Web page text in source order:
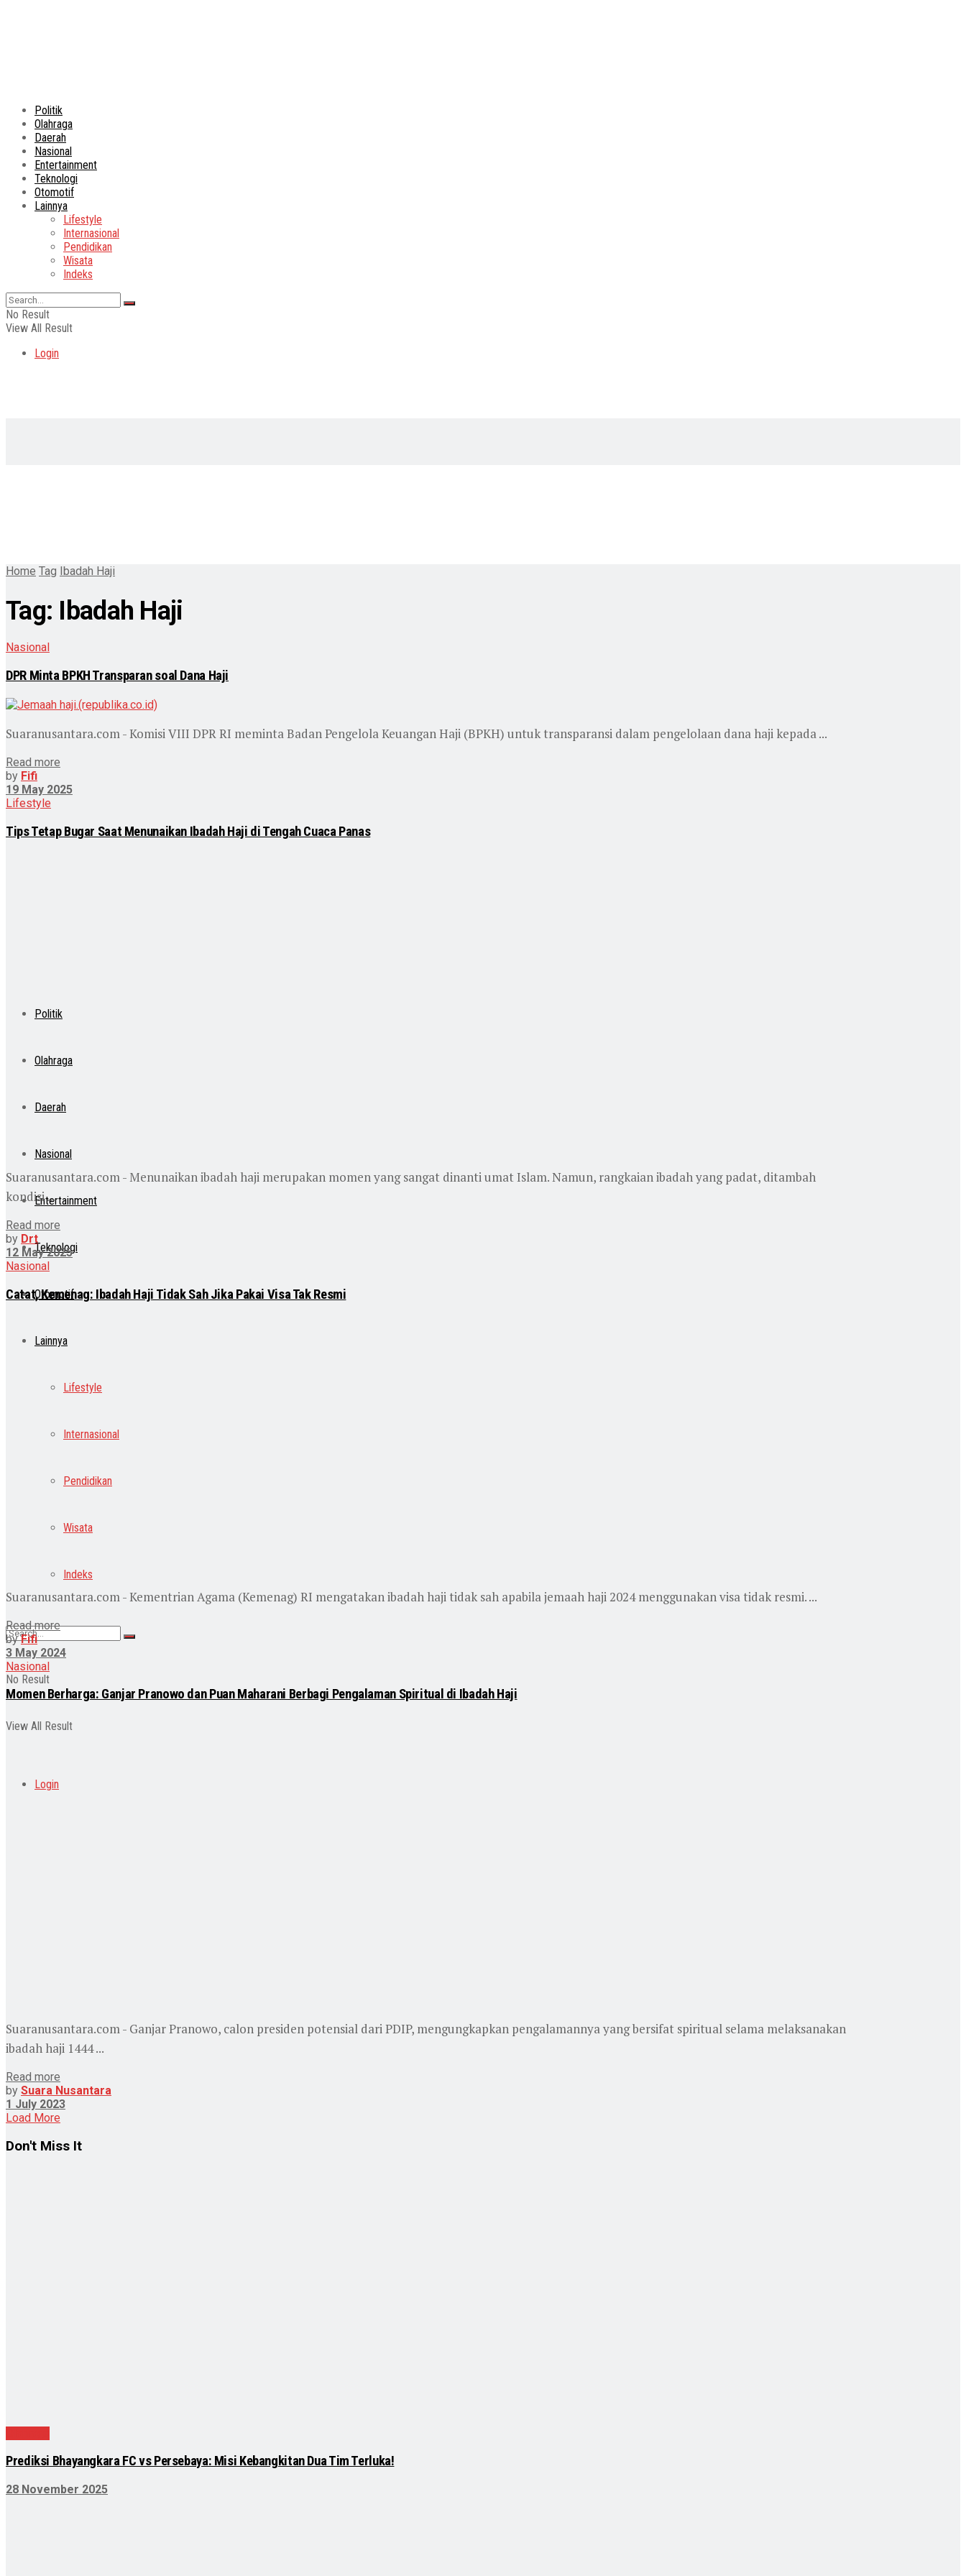
Politik
Olahraga
Daerah
Nasional
Entertainment
Teknologi
Otomotif
Lainnya
Lifestyle
Internasional
Pendidikan
Wisata
Indeks
No Result
View All Result
Login
Politik
Olahraga
Daerah
Nasional
Entertainment
Teknologi
Otomotif
Lainnya
Lifestyle
Internasional
Pendidikan
Wisata
Indeks
No Result
View All Result
Login
Home Tag Ibadah Haji
Tag: Ibadah Haji
Nasional
DPR Minta BPKH Transparan soal Dana Haji
Suaranusantara.com - Komisi VIII DPR RI meminta Badan Pengelola Keuangan Haji (BPKH) untuk transparansi dalam pengelolaan dana haji kepada ...
Read more
by Fifi
19 May 2025
Lifestyle
Tips Tetap Bugar Saat Menunaikan Ibadah Haji di Tengah Cuaca Panas
Suaranusantara.com - Menunaikan ibadah haji merupakan momen yang sangat dinanti umat Islam. Namun, rangkaian ibadah yang padat, ditambah
kondisi ...
Read more
by Drt
12 May 2025
Nasional
Catat, Kemenag: Ibadah Haji Tidak Sah Jika Pakai Visa Tak Resmi
Suaranusantara.com - Kementrian Agama (Kemenag) RI mengatakan ibadah haji tidak sah apabila jemaah haji 2024 menggunakan visa tidak resmi. ...
Read more
by Fifi
3 May 2024
Nasional
Momen Berharga: Ganjar Pranowo dan Puan Maharani Berbagi Pengalaman Spiritual di Ibadah Haji
Suaranusantara.com - Ganjar Pranowo, calon presiden potensial dari PDIP, mengungkapkan pengalamannya yang bersifat spiritual selama melaksanakan
ibadah haji 1444 ...
Read more
by Suara Nusantara
1 July 2023
Load More
Don't Miss It
Prediksi Bhayangkara FC vs Persebaya: Misi Kebangkitan Dua Tim Terluka!
28 November 2025